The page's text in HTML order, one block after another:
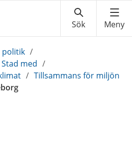
politik /
med /
/ Tillsammans för miljön